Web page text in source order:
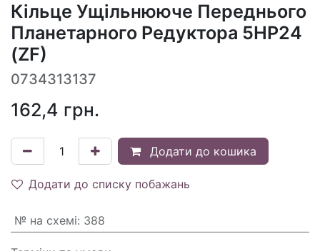
Кільце Ущільнююче Переднього
Планетарного Редуктора 5HP24
(ZF)
0734313137
162,4 грн.
Додати до кошика
Додати до списку побажань
№ на схемі: 388